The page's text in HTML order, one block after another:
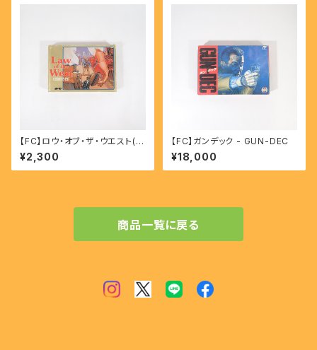
【FC】ロウ・オブ・ザ・ウエスト(西
部の掟) - Law of the West
¥2,300
【FC】ガンデック - GUN-DEC
¥18,000
商品一覧に戻る